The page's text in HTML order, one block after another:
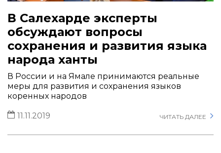
В Салехарде эксперты
обсуждают вопросы
сохранения и развития языка
народа ханты
В России и на Ямале принимаются реальные
меры для развития и сохранения языков
коренных народов
11.11.2019 ЧИТАТЬ ДАЛЕЕ